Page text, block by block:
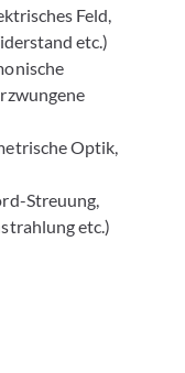
Feld,
etc.)
Optik,
Streuung,
etc.)